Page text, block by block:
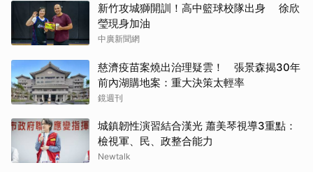
新竹攻城獅開訓！高中籃球校隊出身 徐欣
瑩現身加油
中廣新聞網
慈濟疫苗案燒出治理疑雲！ 張景森揭30年
前內湖購地案：重大決策太輕率
鏡週刊
城鎮韌性演習結合漢光 蕭美琴視導3重點：
檢視軍、民、政整合能力
Newtalk